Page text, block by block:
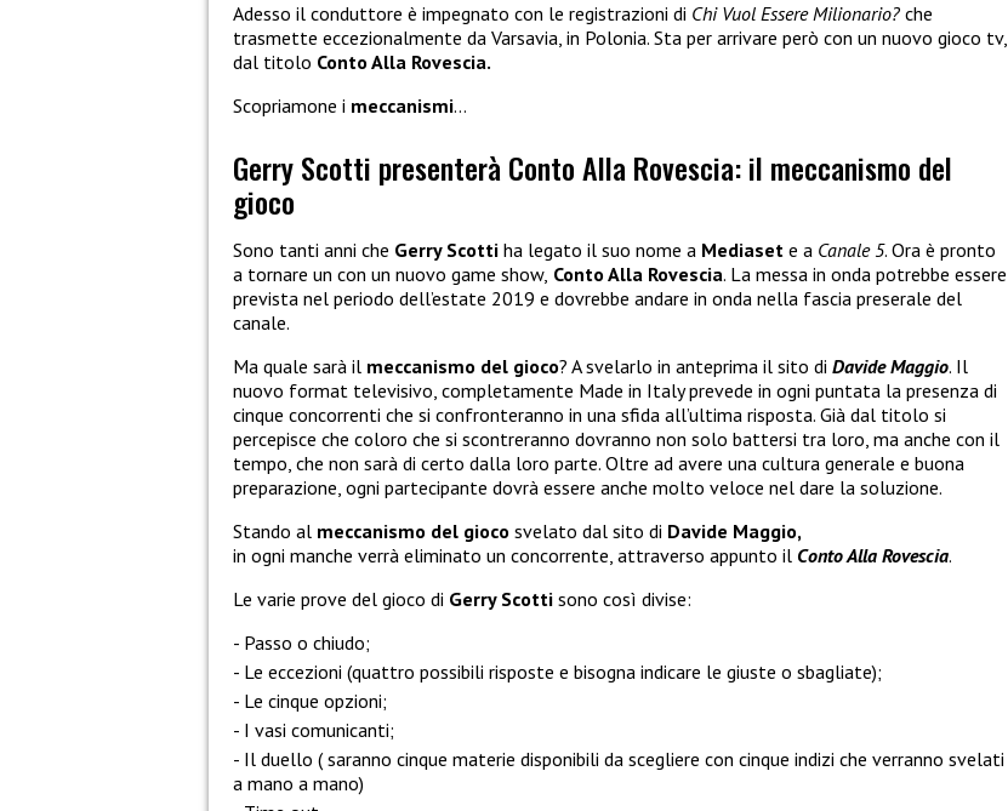
Adesso il conduttore è impegnato con le registrazioni di Chi Vuol Essere Milionario? che
trasmette eccezionalmente da Varsavia, in Polonia. Sta per arrivare però con un nuovo gioco tv,
dal titolo Conto Alla Rovescia.
Scopriamone i meccanismi…
Gerry Scotti presenterà Conto Alla Rovescia: il meccanismo del
gioco
Sono tanti anni che Gerry Scotti ha legato il suo nome a Mediaset e a Canale 5. Ora è pronto
a tornare un con un nuovo game show, Conto Alla Rovescia. La messa in onda potrebbe essere
prevista nel periodo dell’estate 2019 e dovrebbe andare in onda nella fascia preserale del
canale.
Ma quale sarà il meccanismo del gioco? A svelarlo in anteprima il sito di Davide Maggio. Il
nuovo format televisivo, completamente Made in Italy prevede in ogni puntata la presenza di
cinque concorrenti che si confronteranno in una sfida all’ultima risposta. Già dal titolo si
percepisce che coloro che si scontreranno dovranno non solo battersi tra loro, ma anche con il
tempo, che non sarà di certo dalla loro parte. Oltre ad avere una cultura generale e buona
preparazione, ogni partecipante dovrà essere anche molto veloce nel dare la soluzione.
Stando al meccanismo del gioco svelato dal sito di Davide Maggio,
in ogni manche verrà eliminato un concorrente, attraverso appunto il Conto Alla Rovescia.
Le varie prove del gioco di Gerry Scotti sono così divise:
Passo o chiudo;
Le eccezioni (quattro possibili risposte e bisogna indicare le giuste o sbagliate);
Le cinque opzioni;
I vasi comunicanti;
Il duello ( saranno cinque materie disponibili da scegliere con cinque indizi che verranno svelati
a mano a mano)